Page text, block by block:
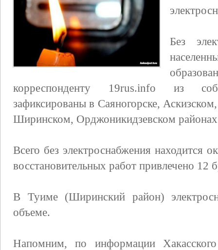
Без
корреспонденту 19rus.info из
зафиксированы в Саяногорске,
Ширинском, Орджоникидзевском
Всего без электроснабжения находится
восстановительных работ привлечено 12
В Туиме (Ширинский район)
объеме.
Напомним, по информации